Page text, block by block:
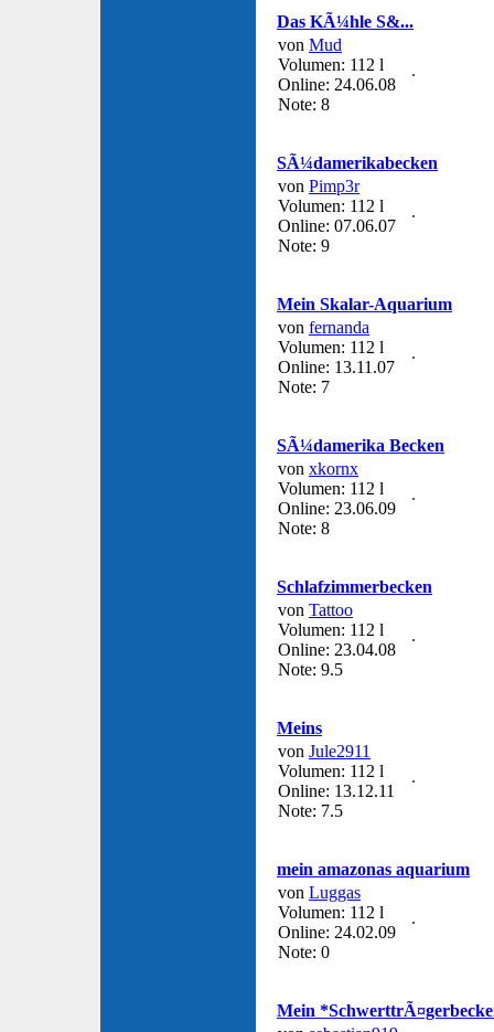
Das KÃ¼hle S&...
von Mud
Volumen: 112 l
Online: 24.06.08
Note: 8
SÃ¼damerikabecken
von Pimp3r
Volumen: 112 l
Online: 07.06.07
Note: 9
Mein Skalar-Aquarium
von fernanda
Volumen: 112 l
Online: 13.11.07
Note: 7
SÃ¼damerika Becken
von xkornx
Volumen: 112 l
Online: 23.06.09
Note: 8
Schlafzimmerbecken
von Tattoo
Volumen: 112 l
Online: 23.04.08
Note: 9.5
Meins
von Jule2911
Volumen: 112 l
Online: 13.12.11
Note: 7.5
mein amazonas aquarium
von Luggas
Volumen: 112 l
Online: 24.02.09
Note: 0
Mein